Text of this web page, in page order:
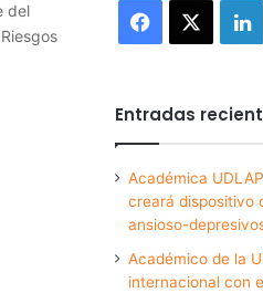
del
Facebook
Entradas
Académica
creará dispositivo
ansioso-
Académico de la
internacional con